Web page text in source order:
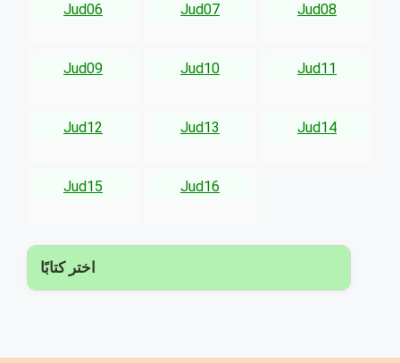
Jud06 Jud07 Jud08
Jud09 Jud10 Jud11
Jud12 Jud13 Jud14
Jud15 Jud16
اختر كتابًا